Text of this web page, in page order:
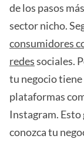
de los pasos
sector nicho.
consumidores
redessociales.
tu negocio
plataformas
Instagram.
conozca tu